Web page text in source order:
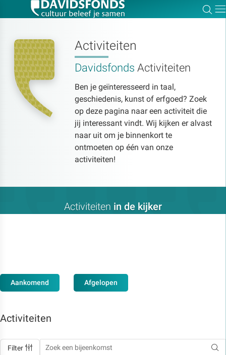
Activiteiten
Davidsfonds Activiteiten
Ben je geïnteresseerd in taal,
geschiedenis, kunst of erfgoed? Zoek
op deze pagina naar een activiteit die
jij interessant vindt. Wij kijken er alvast
naar uit om je binnenkort te
ontmoeten op één van onze
activiteiten!
Activiteiten in de kijker
Aankomend Afgelopen
Activiteiten
Filter
Zoek:
Zoeken